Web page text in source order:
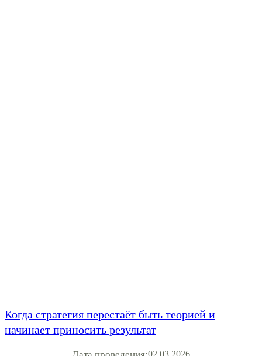
Когда стратегия перестаёт быть теорией и
начинает приносить результат
02.03.2026